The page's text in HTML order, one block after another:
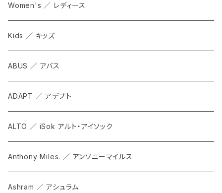
Women's ／ レディース
Kids ／ キッズ
ABUS ／ アバス
ADAPT ／ アデプト
ALTO ／ iSok アルト・アイソック
Anthony Miles. ／ アンソニーマイルス
Ashram ／ アシュラム